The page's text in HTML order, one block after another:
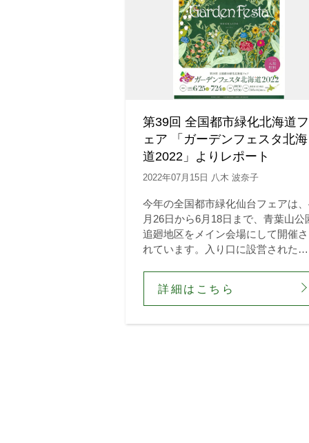
第39回 全国都市緑化北海道フ
ェア 「ガーデンフェスタ北海
道2022」よりレポート
2022年07月15日 八木 波奈子
今年の全国都市緑化仙台フェアは
月26日から6月18日まで、青葉山公
追廻地区をメイン会場にして開催さ
れています。入り口に設営された大
展開されます。宮城県で...
詳細はこちら